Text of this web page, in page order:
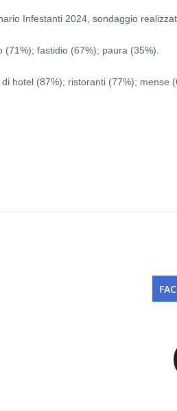
Infestanti 2024, sondaggio
(71%); fastidio (67%); paura (35%).
hotel (87%); ristoranti (77%); mense